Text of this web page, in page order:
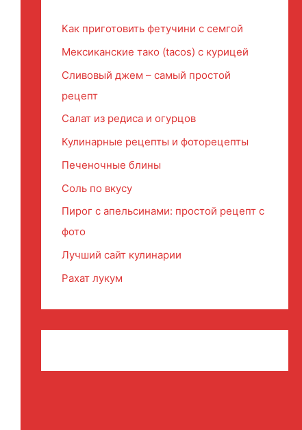
Как приготовить фетучини с семгой
Мексиканские тако (tacos) с курицей
Сливовый джем – самый простой
рецепт
Салат из редиса и огурцов
Кулинарные рецепты и фоторецепты
Печеночные блины
Соль по вкусу
Пирог с апельсинами: простой рецепт с
фото
Лучший сайт кулинарии
Рахат лукум